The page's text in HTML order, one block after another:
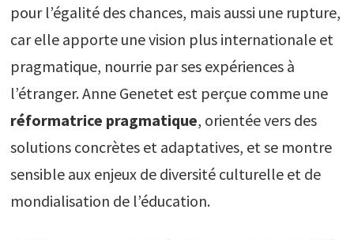
pour l’égalité des chances, mais aussi une rupture,
car elle apporte une vision plus internationale et
pragmatique, nourrie par ses expériences à
l’étranger. Anne Genetet est perçue comme une
réformatrice pragmatique, orientée vers des
solutions concrètes et adaptatives, et se montre
sensible aux enjeux de diversité culturelle et de
mondialisation de l’éducation.